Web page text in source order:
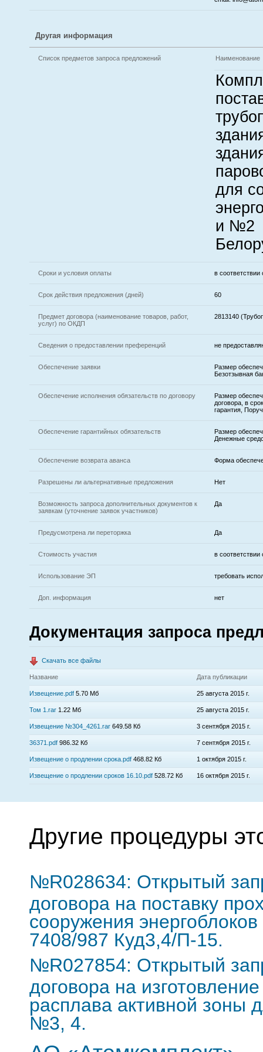
Другая информация
Список предметов запроса предложений Наименование
для
и №2
Сроки и условия оплаты в соответствии
Срок действия предложения (дней) 60
Предмет договора (наименование товаров, работ,
услуг) по ОКДП
2813140
Сведения о предоставлении преференций не
Обеспечение заявки
Размер
Безотзывная
Обеспечение исполнения обязательств по договору
Размер
договора, в
гарантия,
Обеспечение гарантийных обязательств
Размер
Денежные
Обеспечение возврата аванса Форма
Разрешены ли альтернативные предложения Нет
Возможность запроса дополнительных документов к
заявкам (уточнение заявок участников)
Да
Предусмотрена ли переторжка Да
Стоимость участия в
Использование ЭП требовать
Доп. информация нет
Документация запроса
Скачать все файлы
Название Дата публикации
Извещение.pdf 5.70 Мб 25 августа 2015 г.
Том 1.rar 1.22 Мб 25 августа 2015 г.
Извещение №304_4261.rar 649.58 Кб 3 сентября 2015 г.
36371.pdf 986.32 Кб 7 сентября 2015 г.
Извещение о продлении срока.pdf 468.82 Кб 1 октября 2015 г.
Извещение о продлении сроков 16.10.pdf 528.72 Кб 16 октября 2015 г.
Другие процедуры
№R028634: Открытый
договора на поставку
сооружения
7408/987 Куд3,4/П-15.
№R027854: Открытый
договора на
расплава активной зоны
№3, 4.